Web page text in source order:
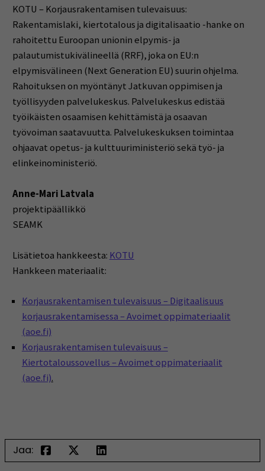
KOTU – Korjausrakentamisen tulevaisuus:
Rakentamislaki, kiertotalous ja digitalisaatio -hanke on
rahoitettu Euroopan unionin elpymis- ja
palautumistukivälineellä (RRF), joka on EU:n
elpymisvälineen (Next Generation EU) suurin ohjelma.
Rahoituksen on myöntänyt Jatkuvan oppimisen ja
työllisyyden palvelukeskus. Palvelukeskus edistää
työikäisten osaamisen kehittämistä ja osaavan
työvoiman saatavuutta. Palvelukeskuksen toimintaa
ohjaavat opetus- ja kulttuuriministeriö sekä työ- ja
elinkeinoministeriö.
Anne-Mari Latvala
projektipäällikkö
SEAMK
Lisätietoa hankkeesta: KOTU
Hankkeen materiaalit:
Korjausrakentamisen tulevaisuus – Digitaalisuus
korjausrakentamisessa – Avoimet oppimateriaalit
(aoe.fi)
Korjausrakentamisen tulevaisuus –
Kiertotaloussovellus – Avoimet oppimateriaalit
(aoe.fi).
Jaa: